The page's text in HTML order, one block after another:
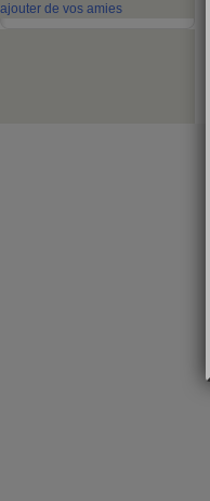
ajouter de vos amies